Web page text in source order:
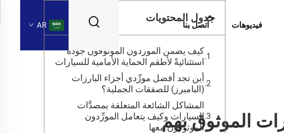
فيديوهات اتصل بنا AR
الموثوق بهم
جدول المحتويات
كيف يضمن الموردون الموثوقون جودةً
استثنائيةً لأطقم الحماية الأمامية للسيارات
أين تجد أفضل مورِّدي أجزاء البارزات
(البامبرز) للصفقات الجملية؟
المشاكل الشائعة المتعلقة بمصدَّات
السيارات وكيف يتعامل المورِّدون
الموثوقون معها